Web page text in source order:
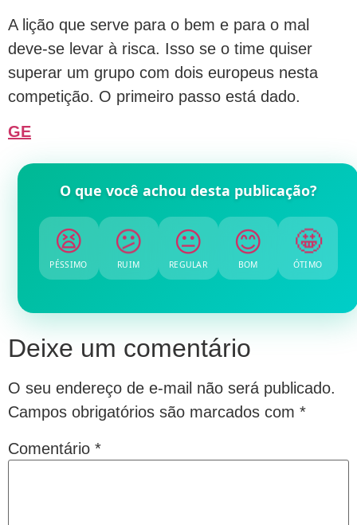
A lição que serve para o bem e para o mal
deve-se levar à risca. Isso se o time quiser
superar um grupo com dois europeus nesta
competição. O primeiro passo está dado.
GE
O que você achou desta publicação?
😫
PÉSSIMO
😕
RUIM
😐
REGULAR
😊
BOM
🤩
ÓTIMO
Deixe um comentário
O seu endereço de e-mail não será publicado.
Campos obrigatórios são marcados com *
Comentário *